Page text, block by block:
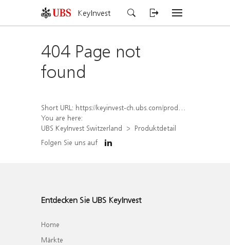
KeyInvest
404 Page not
found
Short URL: https://keyinvest-ch.ubs.com/produkt/detail/index/isin/CH1582446832
You are here:
UBS KeyInvest Switzerland
Produktdetail
Folgen Sie uns auf
Entdecken Sie UBS KeyInvest
Home
Märkte